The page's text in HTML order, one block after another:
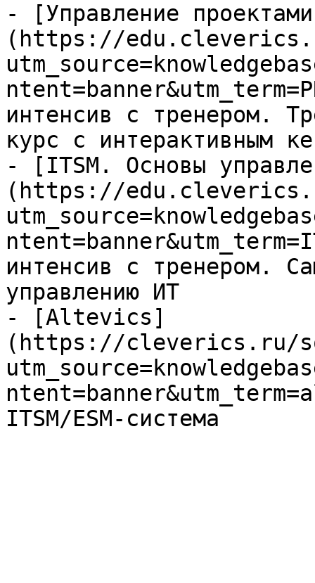
- [Управление
(https://
интенсив с тренером.
курс с интерактивным
- [ITSM. Основы
(https://
интенсив с тренером.
управлению ИТ
- [Altevics]
(https://cleverics.ru/
ITSM/ESM-система